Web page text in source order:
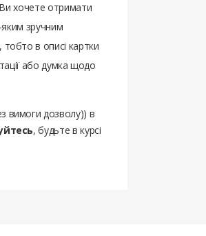
Ви хочете отримати
яким зручним
в описі картки
або думка щодо
вимоги дозволу)) в
, будьте в курсі